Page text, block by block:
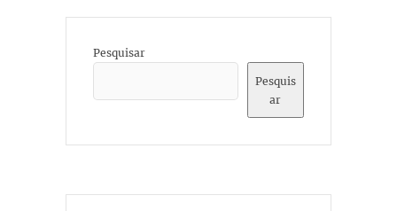
Pesquisar
Pesquis
ar